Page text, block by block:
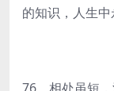
的知识，人生中